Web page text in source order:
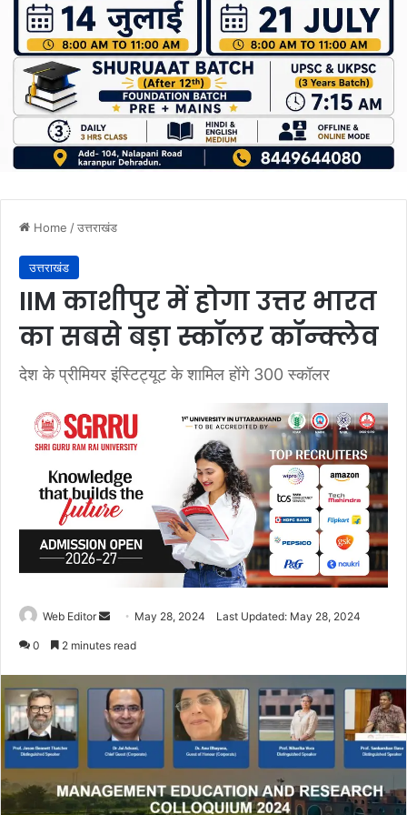
Home /उत्तराखंड
उत्तराखंड
IIM काशीपुर में होगा उत्तर भारत
का सबसे बड़ा स्कॉलर कॉन्क्लेव
देश के प्रीमियर इंस्टिट्यूट के शामिल होंगे 300 स्कॉलर
Web Editor
a
n
e
m
a
May 28, 2024 Last Updated: May 28, 2024
0 2 minutes read